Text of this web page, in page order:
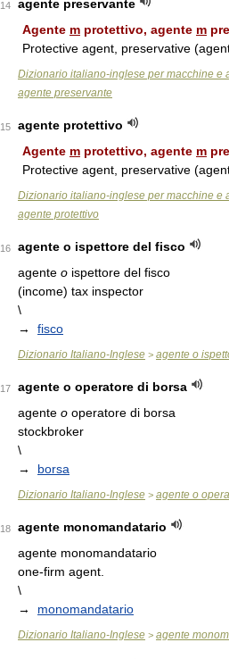
14
agente preservante
Agente m protettivo, agente m
Protective agent, preservative
Dizionario italiano-inglese per macchine e
agente preservante
15
agente protettivo
Agente m protettivo, agente m
Protective agent, preservative
Dizionario italiano-inglese per macchine e
agente protettivo
16
agente o ispettore del fisco
agente o ispettore del fisco
(income) tax inspector
\
→ fisco
Dizionario Italiano-Inglese > agente o
17
agente o operatore di borsa
agente o operatore di borsa
stockbroker
\
→ borsa
Dizionario Italiano-Inglese > agente o
18
agente monomandatario
agente monomandatario
one-firm agent.
\
→ monomandatario
Dizionario Italiano-Inglese > agente